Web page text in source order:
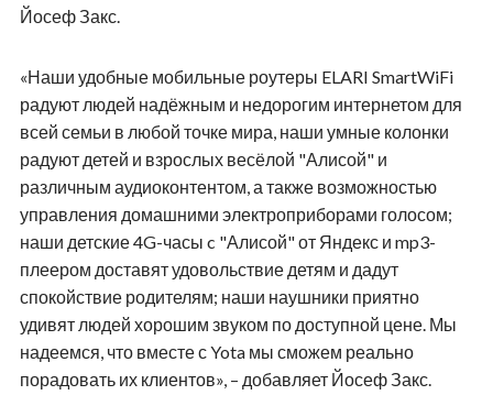
Йосеф Закс.
«Наши удобные мобильные роутеры ELARI SmartWiFi
радуют людей надёжным и недорогим интернетом для
всей семьи в любой точке мира, наши умные колонки
радуют детей и взрослых весёлой "Алисой" и
различным аудиоконтентом, а также возможностью
управления домашними электроприборами голосом;
наши детские 4G-часы c "Алисой" от Яндекс и mp3-
плеером доставят удовольствие детям и дадут
спокойствие родителям; наши наушники приятно
удивят людей хорошим звуком по доступной цене. Мы
надеемся, что вместе с Yota мы сможем реально
порадовать их клиентов», – добавляет Йосеф Закс.